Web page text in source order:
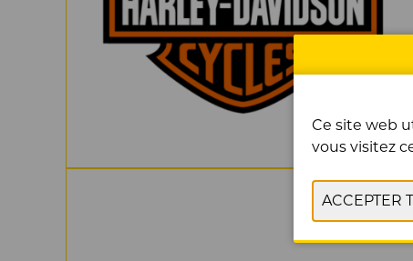
Ce site web
vous visitez